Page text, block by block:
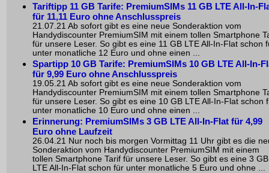
Tariftipp 11 GB Tarife: PremiumSIMs 11 GB LTE All-In-
für 11,11 Euro ohne Anschlusspreis
21.07.21 Ab sofort gibt es eine neue Sonderaktion vom
Handydiscounter PremiumSIM mit einem tollen Smartphone
für unsere Leser. So gibt es eine 11 GB LTE All-In-Flat schon
unter monatliche 12 Euro und ohne einen ...
Spartipp 10 GB Tarife: PremiumSIMs 10 GB LTE All-In-
für 9,99 Euro ohne Anschlusspreis
19.05.21 Ab sofort gibt es eine neue Sonderaktion vom
Handydiscounter PremiumSIM mit einem tollen Smartphone
für unsere Leser. So gibt es eine 10 GB LTE All-In-Flat schon
unter monatliche 10 Euro und ohne einen ...
Erinnerung: PremiumSIMs 3 GB LTE All-In-Flat für 4,99
Euro ohne Laufzeit
26.04.21 Nur noch bis morgen Vormittag 11 Uhr gibt es die
Sonderaktion vom Handydiscounter PremiumSIM mit einem
tollen Smartphone Tarif für unsere Leser. So gibt es eine 3 GB
LTE All-In-Flat schon für unter monatliche 5 Euro und ohne ...